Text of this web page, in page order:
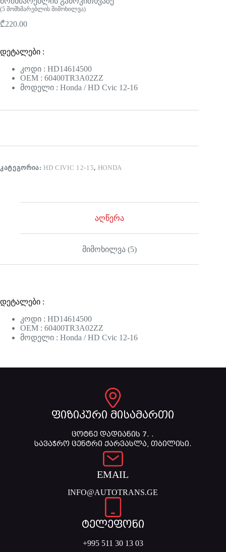
(5 მომხმარებლის მიმოხილვა)
₾220.00
დეტალები :
კოდი : HD14614500
OEM : 60400TR3A02ZZ
მოდელი : Honda / HD Cvic 12-16
ᲙᲐᲢᲔᲒᲝᲠᲘᲐ:HD CIVIC 12-15, HONDA
აღწერა
მიმოხილვა (5)
დეტალები :
კოდი : HD14614500
OEM : 60400TR3A02ZZ
მოდელი : Honda / HD Cvic 12-16
ფიზიკური მისამართი
ცოტნე დადიანის 7. .
სავაჭრო ცენტრი ქარვასლა, თბილისი.
EMAIL
INFO@AUTOTRANS.GE
ტელეფონი
+995 511 30 13 03